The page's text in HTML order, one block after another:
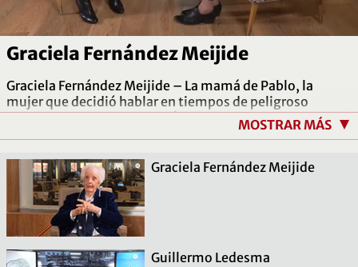
Graciela Fernández Meijide
Graciela Fernández Meijide – La mamá de Pablo, la
mujer que decidió hablar en tiempos de peligroso
silencio sobre la desaparición de su hijo, la integrante de
la CONADEP, la política y la mirada histórica de una de
MOSTRAR MÁS
Graciela Fernández Meijide
Guillermo Ledesma